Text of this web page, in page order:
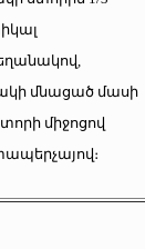
մնացած մասի
միջոցով